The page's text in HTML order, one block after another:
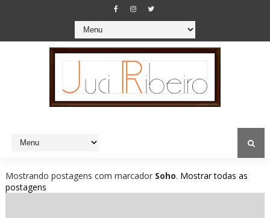
Mostrando postagens com marcador Soho. Mostrar todas as
postagens